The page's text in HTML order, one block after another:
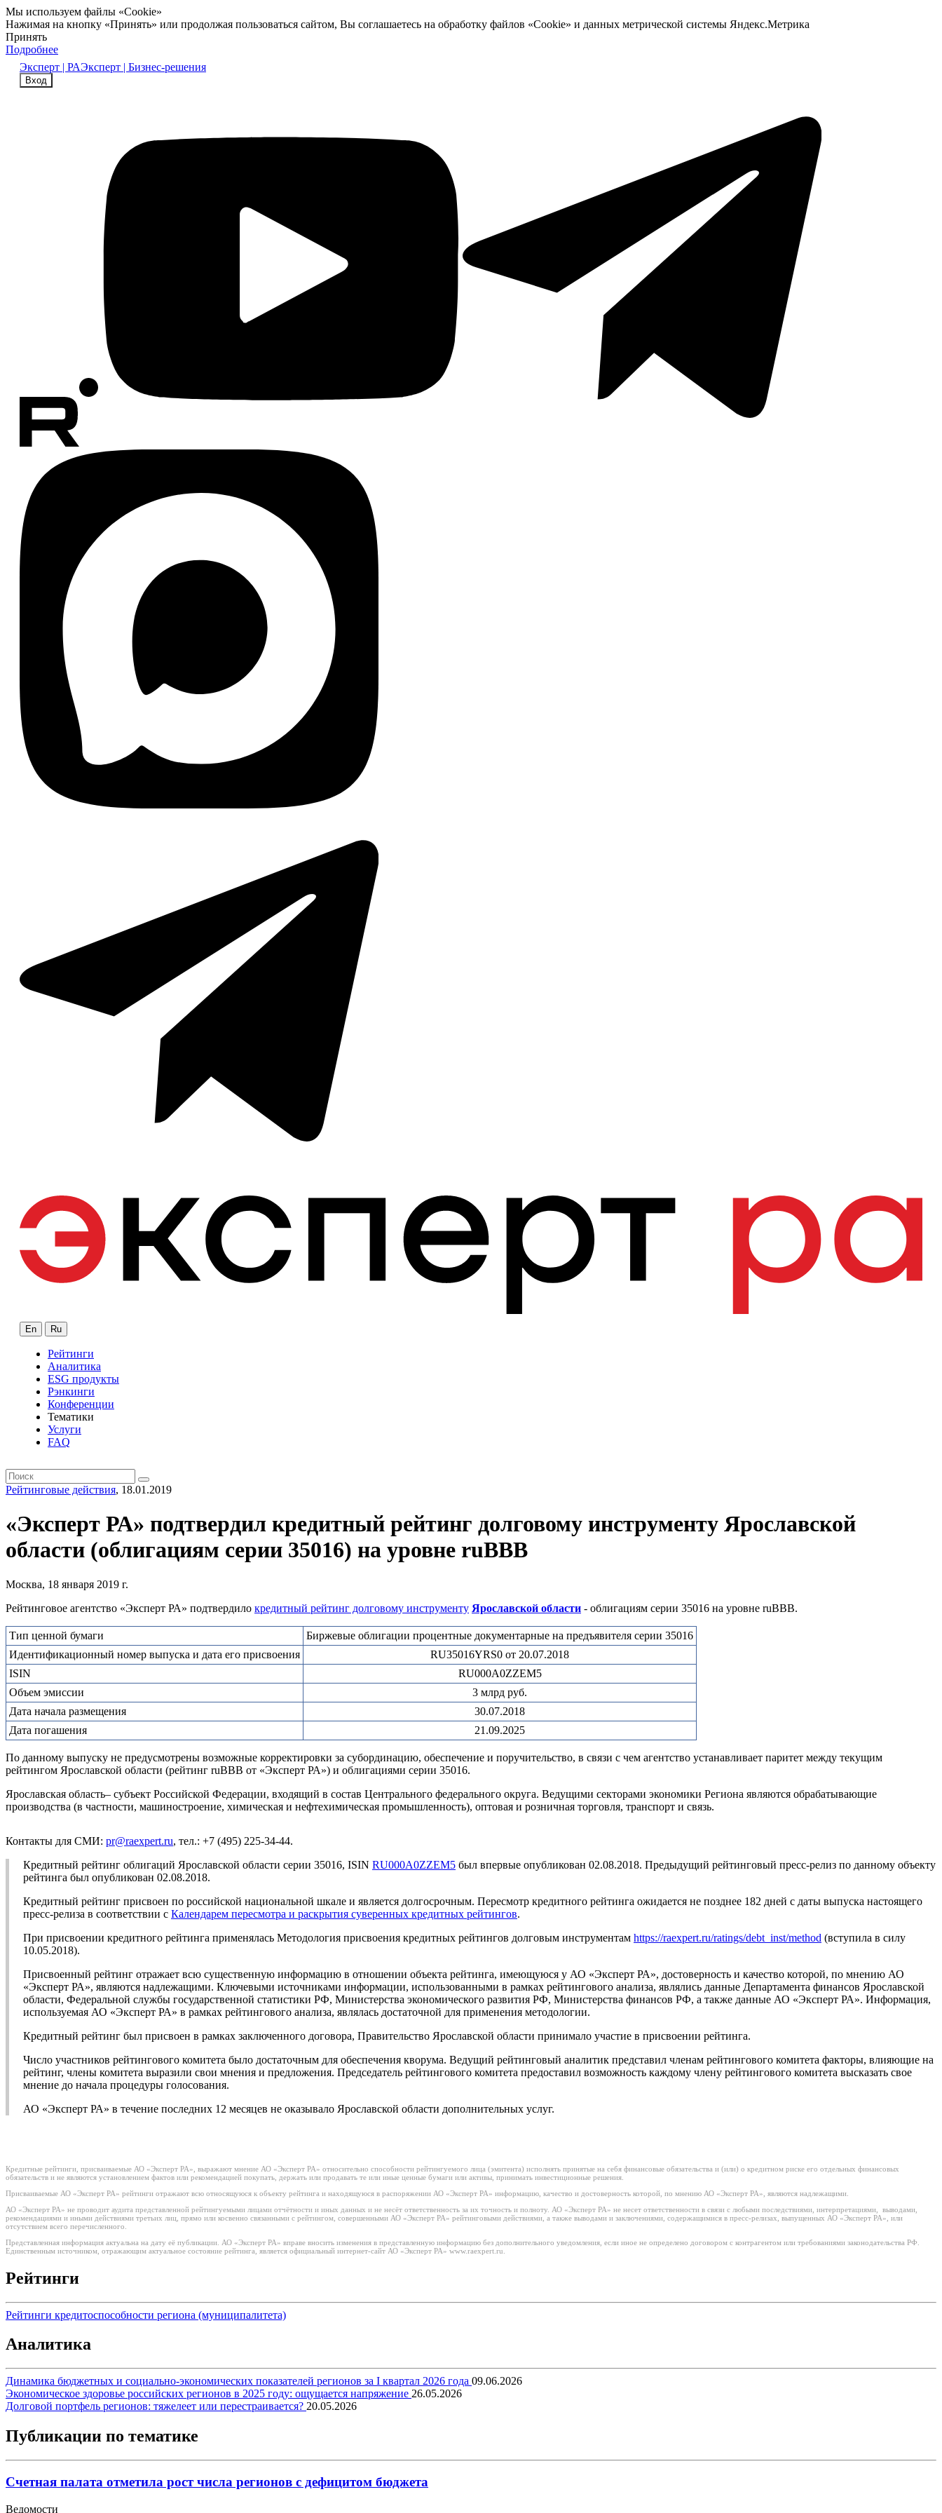
Мы используем файлы «Cookie»
Нажимая на кнопку «Принять» или продолжая пользоваться сайтом, Вы соглашаетесь на обработку файлов «Cookie» и данных метрической системы Яндекс.Метрика
Принять
Подробнее
Эксперт | РАЭксперт | Бизнес-решения
Вход
En Ru
Рейтинги
Аналитика
ESG продукты
Рэнкинги
Конференции
Тематики
Услуги
FAQ
Рейтинговые действия, 18.01.2019
«Эксперт РА» подтвердил кредитный рейтинг долговому инструменту Ярославской
области (облигациям серии 35016) на уровне ruВВВ
Москва, 18 января 2019 г.
Рейтинговое агентство «Эксперт РА» подтвердило кредитный рейтинг долговому инструменту Ярославской области - облигациям серии 35016 на уровне ruВВВ.
Тип ценной бумаги
Биржевые облигации процентные документарные на предъявителя серии 35016
Идентификационный номер выпуска и дата его присвоения
RU35016YRS0 от 20.07.2018
ISIN
RU000A0ZZEM5
Объем эмиссии
3 млрд руб.
Дата начала размещения
30.07.2018
Дата погашения
21.09.2025
По данному выпуску не предусмотрены возможные корректировки за субординацию, обеспечение и поручительство, в связи с чем агентство устанавливает паритет между текущим
рейтингом Ярославской области (рейтинг ruBBB от «Эксперт РА») и облигациями серии 35016.
Ярославская область– субъект Российской Федерации, входящий в состав Центрального федерального округа. Ведущими секторами экономики Региона являются обрабатывающие
производства (в частности, машиностроение, химическая и нефтехимическая промышленность), оптовая и розничная торговля, транспорт и связь.
Контакты для СМИ: pr@raexpert.ru, тел.: +7 (495) 225-34-44.
Кредитный рейтинг облигаций Ярославской области серии 35016, ISIN RU000A0ZZEM5 был впервые опубликован 02.08.2018. Предыдущий рейтинговый пресс-релиз по данному объекту
рейтинга был опубликован 02.08.2018.
Кредитный рейтинг присвоен по российской национальной шкале и является долгосрочным. Пересмотр кредитного рейтинга ожидается не позднее 182 дней с даты выпуска настоящего
пресс-релиза в соответствии с Календарем пересмотра и раскрытия суверенных кредитных рейтингов.
При присвоении кредитного рейтинга применялась Методология присвоения кредитных рейтингов долговым инструментам https://raexpert.ru/ratings/debt_inst/method (вступила в силу
10.05.2018).
Присвоенный рейтинг отражает всю существенную информацию в отношении объекта рейтинга, имеющуюся у АО «Эксперт РА», достоверность и качество которой, по мнению АО
«Эксперт РА», являются надлежащими. Ключевыми источниками информации, использованными в рамках рейтингового анализа, являлись данные Департамента финансов Ярославской
области, Федеральной службы государственной статистики РФ, Министерства экономического развития РФ, Министерства финансов РФ, а также данные АО «Эксперт РА». Информация,
используемая АО «Эксперт РА» в рамках рейтингового анализа, являлась достаточной для применения методологии.
Кредитный рейтинг был присвоен в рамках заключенного договора, Правительство Ярославской области принимало участие в присвоении рейтинга.
Число участников рейтингового комитета было достаточным для обеспечения кворума. Ведущий рейтинговый аналитик представил членам рейтингового комитета факторы, влияющие на
рейтинг, члены комитета выразили свои мнения и предложения. Председатель рейтингового комитета предоставил возможность каждому члену рейтингового комитета высказать свое
мнение до начала процедуры голосования.
АО «Эксперт РА» в течение последних 12 месяцев не оказывало Ярославской области дополнительных услуг.
Кредитные рейтинги, присваиваемые АО «Эксперт РА», выражают мнение АО «Эксперт РА» относительно способности рейтингуемого лица (эмитента) исполнять принятые на себя финансовые обязательства и (или) о кредитном риске его отдельных финансовых
обязательств и не являются установлением фактов или рекомендацией покупать, держать или продавать те или иные ценные бумаги или активы, принимать инвестиционные решения.
Присваиваемые АО «Эксперт РА» рейтинги отражают всю относящуюся к объекту рейтинга и находящуюся в распоряжении АО «Эксперт РА» информацию, качество и достоверность которой, по мнению АО «Эксперт РА», являются надлежащими.
АО «Эксперт РА» не проводит аудита представленной рейтингуемыми лицами отчётности и иных данных и не несёт ответственность за их точность и полноту. АО «Эксперт РА» не несет ответственности в связи с любыми последствиями, интерпретациями, выводами,
рекомендациями и иными действиями третьих лиц, прямо или косвенно связанными с рейтингом, совершенными АО «Эксперт РА» рейтинговыми действиями, а также выводами и заключениями, содержащимися в пресс-релизах, выпущенных АО «Эксперт РА», или
отсутствием всего перечисленного.
Представленная информация актуальна на дату её публикации. АО «Эксперт РА» вправе вносить изменения в представленную информацию без дополнительного уведомления, если иное не определено договором с контрагентом или требованиями законодательства РФ.
Единственным источником, отражающим актуальное состояние рейтинга, является официальный интернет-сайт АО «Эксперт РА» www.raexpert.ru.
Рейтинги
Рейтинги кредитоспособности региона (муниципалитета)
Аналитика
Динамика бюджетных и социально-экономических показателей регионов за I квартал 2026 года 09.06.2026
Экономическое здоровье российских регионов в 2025 году: ощущается напряжение 26.05.2026
Долговой портфель регионов: тяжелеет или перестраивается? 20.05.2026
Публикации по тематике
Счетная палата отметила рост числа регионов с дефицитом бюджета
Ведомости